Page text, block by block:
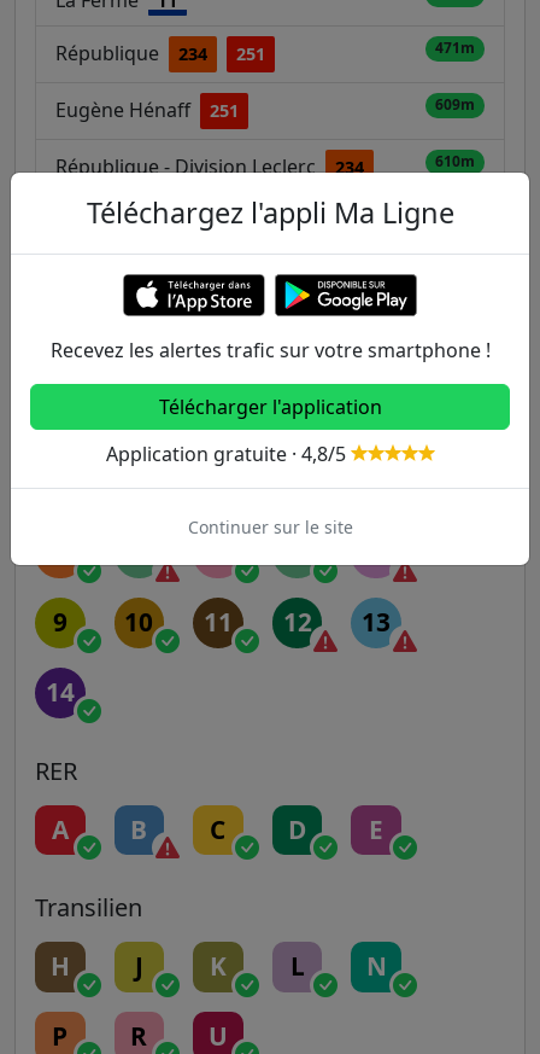
République 234 251 471m
Eugène Hénaff 251 609m
République - Division Leclerc 234 610m
Escadrille Normandie - Niémen
146
148
151 T1
698m
Autres lignes
Metro
1 2 3 3B 4
9 10 11 12 13
14
RER
A B C D E
Transilien
H J K L N
P R U
Téléchargez l'appli Ma Ligne
Recevez les alertes trafic sur votre smartphone !
Télécharger l'application
Application gratuite · 4,8/5
Continuer sur le site